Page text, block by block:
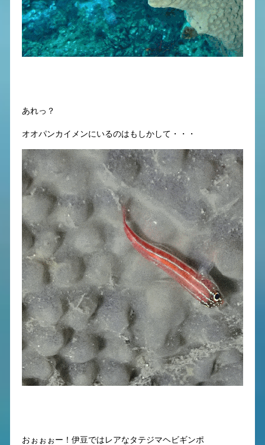
あれっ？
オオパンカイメンにいるのはもしかして・・・
おぉぉぉー！伊豆ではレアなタテジマヘビギンポ